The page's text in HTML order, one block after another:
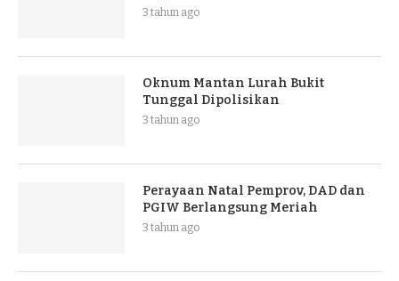
3 tahun ago
Oknum Mantan Lurah Bukit
Tunggal Dipolisikan
3 tahun ago
Perayaan Natal Pemprov, DAD dan
PGIW Berlangsung Meriah
3 tahun ago